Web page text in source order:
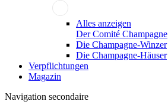
Alles anzeigen
Der Comité Champagne
Die Champagne-Winzer
Die Champagne-Häuser
Verpflichtungen
Magazin
Navigation secondaire